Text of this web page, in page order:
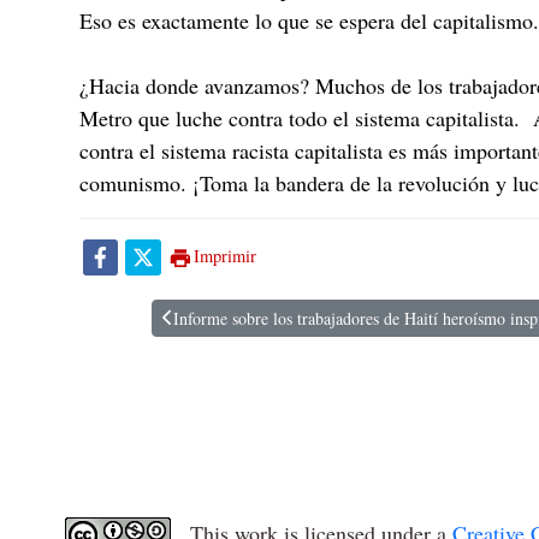
Eso es exactamente lo que se espera del capitalismo.
¿Hacia donde avanzamos? Muchos de los
Metro que luche contra todo el sistema capitalista.
contra el sistema racista capitalista es más
comunismo. ¡Toma la bandera de la revolución y
Imprimir
Artículo anterior: Informe sobre los trabajadores de
Informe sobre los trabajadores de Haití heroísmo
This work is licensed under a Creative